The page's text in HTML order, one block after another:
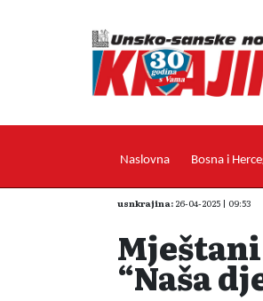
Naslovna Bosna i
usnkrajina: 26-04-2025 | 09:53
“Naša